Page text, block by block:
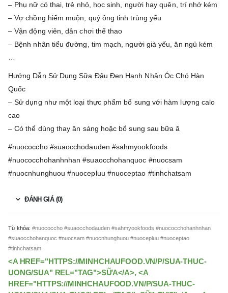
– Phụ nữ có thai, trẻ nhỏ, học sinh, người hay quên, trí nhớ kém
– Vợ chồng hiếm muộn, quý ông tinh trùng yếu
– Vận động viên, dân chơi thể thao
– Bệnh nhân tiểu đường, tim mạch, người già yếu, ăn ngủ kém
Hướng Dẫn Sử Dụng Sữa Đậu Đen Hạnh Nhân Óc Chó Hàn
Quốc
– Sử dụng như một loại thực phẩm bổ sung với hàm lượng calo
cao
– Có thể dùng thay ăn sáng hoặc bổ sung sau bữa ă
#nuococcho #suaocchodauden #sahmyookfoods
#nuococchohanhnhan #suaocchohanquoc #nuocsam
#nuocnhunghuou #nuocepluu #nuoceptao #tinhchatsam
ĐÁNH GIÁ (0)
Từ khóa: #nuococcho #suaocchodauden #sahmyookfoods #nuococchohanhnhan
#suaocchohanquoc #nuocsam #nuocnhunghuou #nuocepluu #nuoceptao
#tinhchatsam
<A HREF="HTTPS://MINHCHAUFOOD.VN/P/SUA-THUC-
UONG/SUA" REL="TAG">SỮA</A>, <A
HREF="HTTPS://MINHCHAUFOOD.VN/P/SUA-THUC-